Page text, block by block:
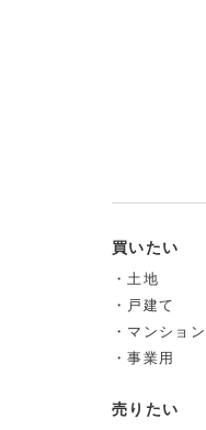
買いたい
・土地
・戸建て
・マンション
・事業用
売りたい